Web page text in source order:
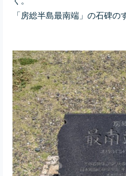
「房総半島最南端」の石碑の